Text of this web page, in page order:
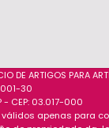
ARTIGOS PARA
30
- CEP: 03.017-000
apenas para